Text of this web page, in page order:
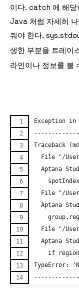
이다. catch 에 해
Java 처럼 자세히
줘야 한다.
생한 부분을 트레이
라인이나 정보를 볼
Exception in
Traceback
File "/
Aptana
File "/
Aptana
File "/
Aptana
if
TypeError: